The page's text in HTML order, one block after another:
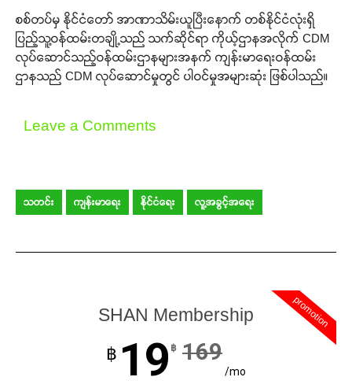
စစ်တပ်မှ နိုင်ငံတော် အာဏာသိမ်းယူပြီးနောက် တစ်နိုင်ငံလုံးရှိ
ပြည့်သူ့ဝန်ထမ်းတချို့သည် သက်ဆိုင်ရာ ကိုယ့်ဌာနအလိုက် CDM
လုပ်ဆောင်သည့်ဝန်ထမ်းဌာနများအနက် ကျန်းမာရေးဝန်ထမ်း
ဌာနသည် CDM လုပ်ဆောင်မှုတွင် ပါဝင်မှုအများဆုံး ဖြစ်ပါသည်။
Leave a Comments
သတင်း ကျန်းမာရေး နိုင်ငံရေး လူ့အခွင့်အရေး
promotion
SHAN Membership
฿ 19 ฿ 169
/mo